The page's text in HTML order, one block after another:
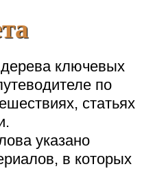
ключевых
по
статьях
указано
в которых